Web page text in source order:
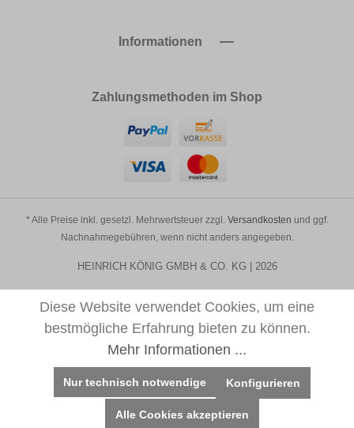
Informationen
Zahlungsmethoden im Shop
* Alle Preise inkl. gesetzl. Mehrwertsteuer zzgl. Versandkosten und ggf.
Nachnahmegebühren, wenn nicht anders angegeben.
HEINRICH KÖNIG GMBH & CO. KG | 2026
Diese Website verwendet Cookies, um eine
bestmögliche Erfahrung bieten zu können.
Mehr Informationen ...
Nur technisch notwendige Konfigurieren
Alle Cookies akzeptieren